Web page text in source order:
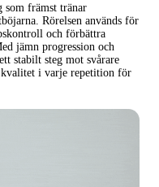
som främst tränar
Rörelsen används för
och förbättra
jämn progression och
stabilt steg mot svårare
kvalitet i varje repetition för